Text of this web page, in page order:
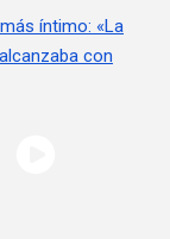
íntimo: «La
con